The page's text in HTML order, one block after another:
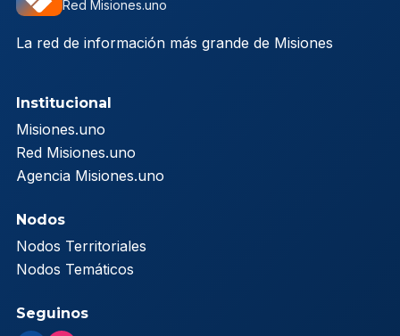
Red Misiones.uno
La red de información más grande de Misiones
Institucional
Misiones.uno
Red Misiones.uno
Agencia Misiones.uno
Nodos
Nodos Territoriales
Nodos Temáticos
Seguinos